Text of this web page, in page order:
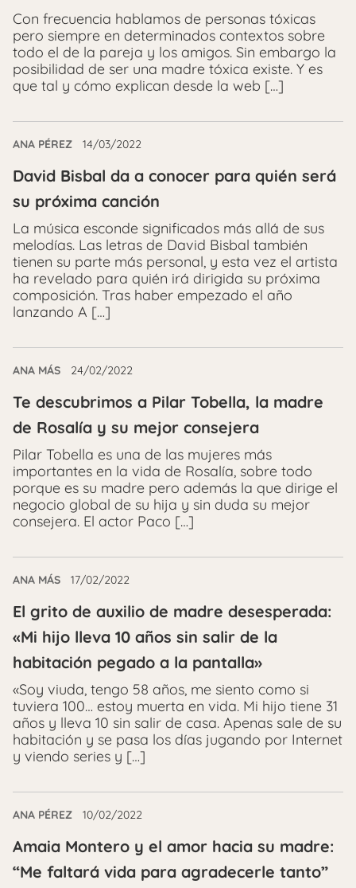
Con frecuencia hablamos de personas tóxicas
pero siempre en determinados contextos sobre
todo el de la pareja y los amigos. Sin embargo la
posibilidad de ser una madre tóxica existe. Y es
que tal y cómo explican desde la web […]
ANA PÉREZ 14/03/2022
David Bisbal da a conocer para quién será
su próxima canción
La música esconde significados más allá de sus
melodías. Las letras de David Bisbal también
tienen su parte más personal, y esta vez el artista
ha revelado para quién irá dirigida su próxima
composición. Tras haber empezado el año
lanzando A […]
ANA MÁS 24/02/2022
Te descubrimos a Pilar Tobella, la madre
de Rosalía y su mejor consejera
Pilar Tobella es una de las mujeres más
importantes en la vida de Rosalía, sobre todo
porque es su madre pero además la que dirige el
negocio global de su hija y sin duda su mejor
consejera. El actor Paco […]
ANA MÁS 17/02/2022
El grito de auxilio de madre desesperada:
«Mi hijo lleva 10 años sin salir de la
habitación pegado a la pantalla»
«Soy viuda, tengo 58 años, me siento como si
tuviera 100… estoy muerta en vida. Mi hijo tiene 31
años y lleva 10 sin salir de casa. Apenas sale de su
habitación y se pasa los días jugando por Internet
y viendo series y […]
ANA PÉREZ 10/02/2022
Amaia Montero y el amor hacia su madre:
“Me faltará vida para agradecerle tanto”